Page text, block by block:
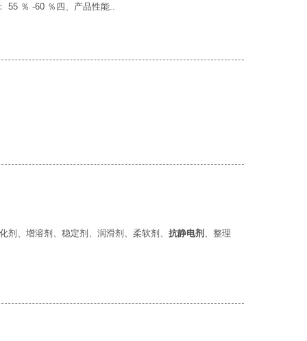
％ -60 ％四、产品性能..
、增溶剂、稳定剂、润滑剂、柔软剂、 抗静电剂 、整理